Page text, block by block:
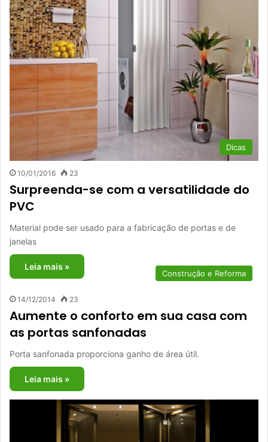
Dicas
10/01/2016 23
Surpreenda-se com a versatilidade do
PVC
Material pode ser usado para a fabricação de portas e de
janelas
Leia mais »
Construção e Reforma
14/12/2014 23
Aumente o conforto em sua casa com
as portas sanfonadas
Porta sanfonada proporciona ganho de área útil.
Leia mais »